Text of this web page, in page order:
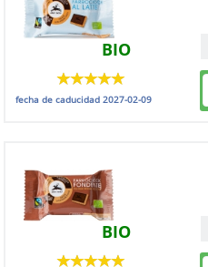
BIO
fecha de caducidad2027-02-09
BIO